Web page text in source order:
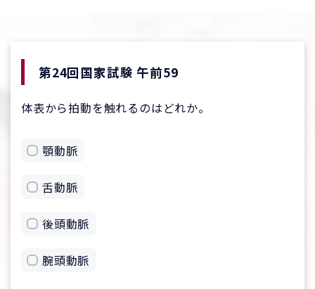
第24回国家試験 午前59
体表から拍動を触れるのはどれか。
顎動脈
舌動脈
後頭動脈
腕頭動脈